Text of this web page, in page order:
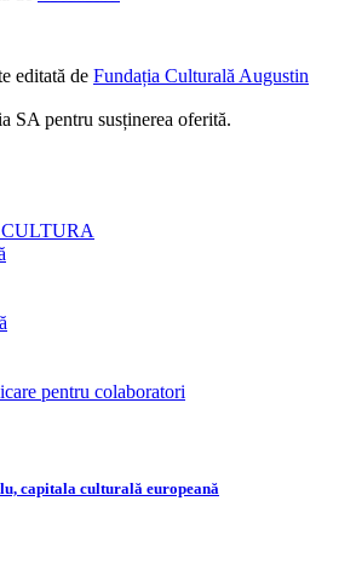
editată de Fundația Culturală Augustin
SA pentru susținerea oferită.
CULTURA
pentru colaboratori
capitala culturală europeană